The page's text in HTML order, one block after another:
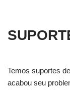
Temos suportes
acabou seu